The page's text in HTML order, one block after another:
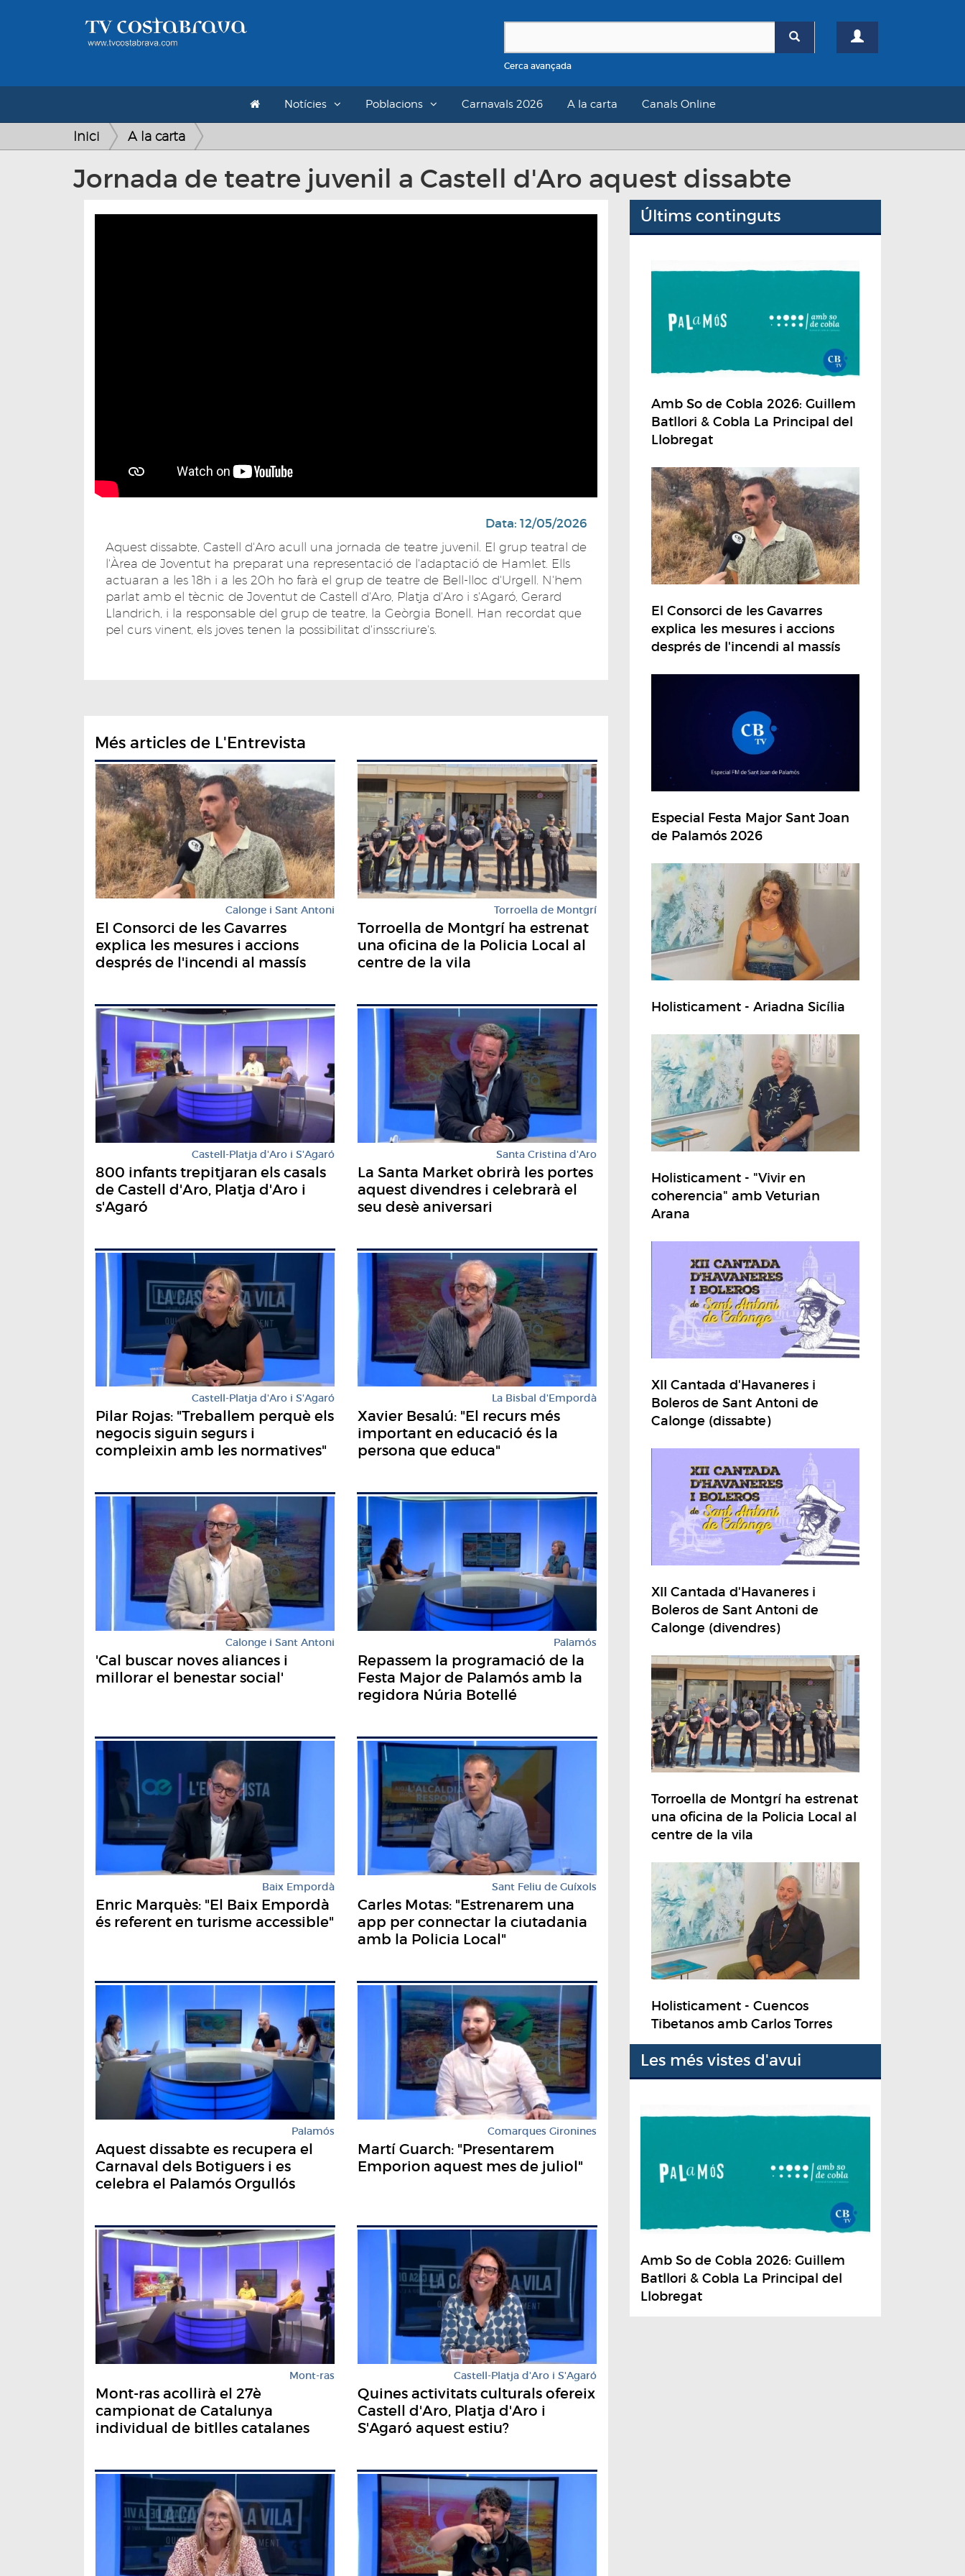
Cerca avançada
Notícies Poblacions Carnavals 2026 A la carta Canals Online
Inici A la carta
Jornada de teatre juvenil a Castell d'Aro aquest dissabte
Data: 12/05/2026
Aquest dissabte, Castell d'Aro acull una jornada de teatre juvenil. El grup teatral de
l'Àrea de Joventut ha preparat una representació de l'adaptació de Hamlet. Ells
actuaran a les 18h i a les 20h ho farà el grup de teatre de Bell-lloc d'Urgell. N'hem
parlat amb el tècnic de Joventut de Castell d'Aro, Platja d'Aro i s'Agaró, Gerard
Llandrich, i la responsable del grup de teatre, la Geòrgia Bonell. Han recordat que
pel curs vinent, els joves tenen la possibilitat d'insscriure's.
Més articles de L'Entrevista
Calonge i Sant Antoni
El Consorci de les Gavarres
explica les mesures i accions
després de l'incendi al massís
Torroella de Montgrí
Torroella de Montgrí ha estrenat
una oficina de la Policia Local al
centre de la vila
Castell-Platja d'Aro i S'Agaró
800 infants trepitjaran els casals
de Castell d'Aro, Platja d'Aro i
s'Agaró
Santa Cristina d'Aro
La Santa Market obrirà les portes
aquest divendres i celebrarà el
seu desè aniversari
Castell-Platja d'Aro i S'Agaró
Pilar Rojas: "Treballem perquè els
negocis siguin segurs i
compleixin amb les normatives"
La Bisbal d'Empordà
Xavier Besalú: "El recurs més
important en educació és la
persona que educa"
Calonge i Sant Antoni
'Cal buscar noves aliances i
millorar el benestar social'
Palamós
Repassem la programació de la
Festa Major de Palamós amb la
regidora Núria Botellé
Baix Empordà
Enric Marquès: "El Baix Empordà
és referent en turisme accessible"
Sant Feliu de Guíxols
Carles Motas: "Estrenarem una
app per connectar la ciutadania
amb la Policia Local"
Palamós
Aquest dissabte es recupera el
Carnaval dels Botiguers i es
celebra el Palamós Orgullós
Comarques Gironines
Martí Guarch: "Presentarem
Emporion aquest mes de juliol"
Mont-ras
Mont-ras acollirà el 27è
campionat de Catalunya
individual de bitlles catalanes
Castell-Platja d'Aro i S'Agaró
Quines activitats culturals ofereix
Castell d'Aro, Platja d'Aro i
S'Agaró aquest estiu?
Últims continguts
Amb So de Cobla 2026: Guillem
Batllori & Cobla La Principal del
Llobregat
El Consorci de les Gavarres
explica les mesures i accions
després de l'incendi al massís
Especial Festa Major Sant Joan
de Palamós 2026
Holisticament - Ariadna Sicília
Holisticament - "Vivir en
coherencia" amb Veturian
Arana
XII Cantada d'Havaneres i
Boleros de Sant Antoni de
Calonge (dissabte)
XII Cantada d'Havaneres i
Boleros de Sant Antoni de
Calonge (divendres)
Torroella de Montgrí ha estrenat
una oficina de la Policia Local al
centre de la vila
Holisticament - Cuencos
Tibetanos amb Carlos Torres
Les més vistes d'avui
Amb So de Cobla 2026: Guillem
Batllori & Cobla La Principal del
Llobregat